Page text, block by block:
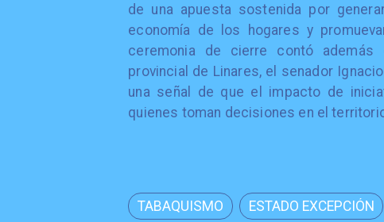
de una apuesta sostenida por
economía de los hogares y
ceremonia de cierre contó además
provincial de Linares, el senador
una señal de que el impacto de
quienes toman decisiones en el
TABAQUISMO ESTADO EXCEPCIÓN